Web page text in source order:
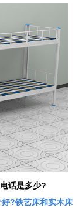
话是多少?
?铁艺床和实木床